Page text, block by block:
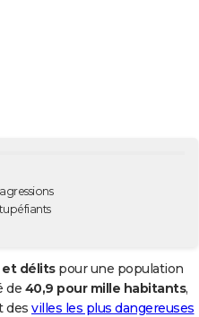
et délitspour une population
de 40,9 pour mille habitants,
des villes les plus dangereuses